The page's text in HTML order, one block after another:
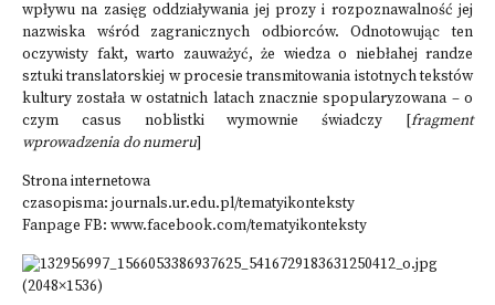
wpływu na zasięg oddziaływania jej prozy i rozpoznawalność jej
nazwiska wśród zagranicznych odbiorców. Odnotowując ten
oczywisty fakt, warto zauważyć, że wiedza o niebłahej randze
sztuki translatorskiej w procesie transmitowania istotnych tekstów
kultury została w ostatnich latach znacznie spopularyzowana – o
czym casus noblistki wymownie świadczy [fragment
wprowadzenia do numeru]
Strona internetowa
czasopisma: journals.ur.edu.pl/tematyikonteksty
Fanpage FB: www.facebook.com/tematyikonteksty